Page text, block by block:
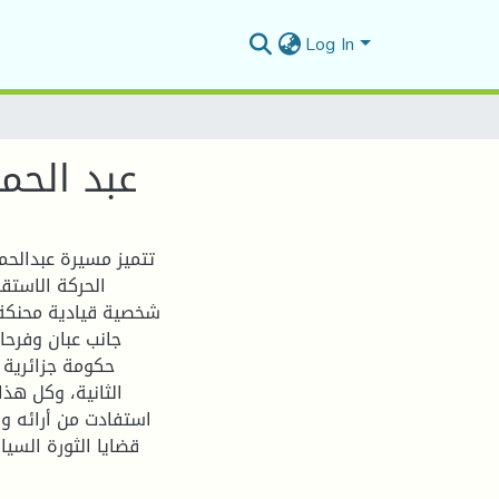
Log In
عبد
تتميز مسيرة
الحركة
شخصية قيادية
جانب عبان
حكومة
الثانية، وكل
استفادت من أرائه
قضايا الثورة